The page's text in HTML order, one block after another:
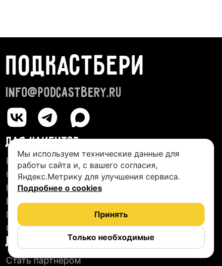
ПОДКАСТБЕРИ
info@podcastbery.ru
ДЛЯ КЛИЕНТОВ
База студий
О сервисе
Новые подкасты
Блог
Пользовательское соглашение
Отзывы
ДЛЯ СТУДИЙ
Стать партнером
Мы используем технические данные для
работы сайта и, с вашего согласия,
Яндекс.Метрику для улучшения сервиса.
Подробнее о cookies
Только необходимые
Принять